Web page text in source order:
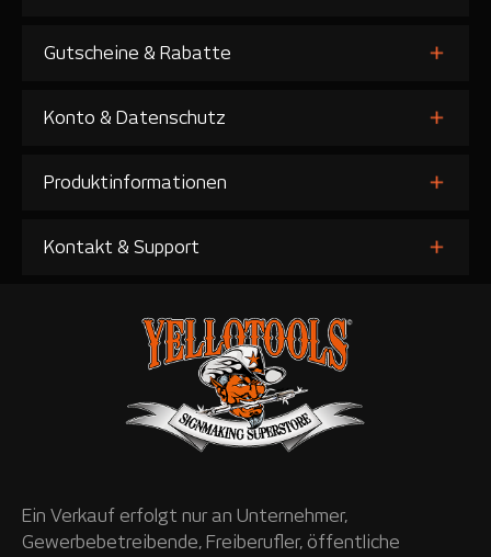
Gutscheine & Rabatte
Konto & Datenschutz
Produktinformationen
Kontakt & Support
Ein Verkauf erfolgt nur an Unternehmer,
Gewerbebetreibende, Freiberufler, öffentliche